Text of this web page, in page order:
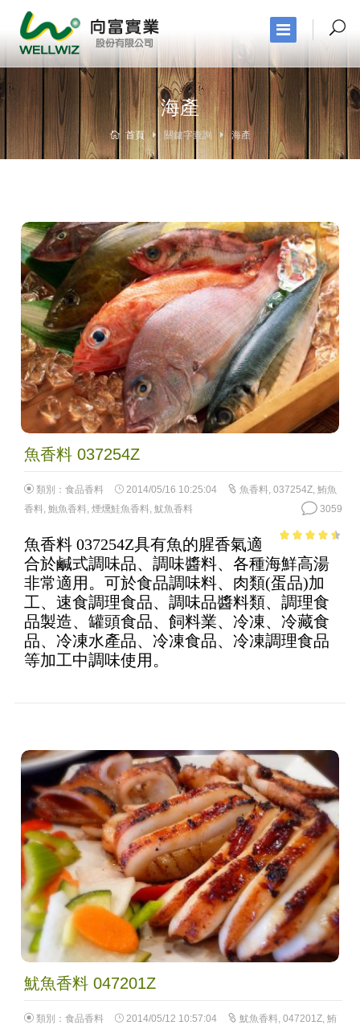
海產
首頁 關鍵字查詢 海產
魚香料 037254Z
類別： 食品香料 2014/05/16 10:25:04 魚香料, 037254Z, 鮪魚
香料, 鮑魚香料, 煙燻鮭魚香料, 魷魚香料 3059
of 5
魚香料 037254Z具有魚的腥香氣適
合於鹹式調味品、調味醬料、各種海鮮高湯
非常適用。可於食品調味料、肉類(蛋品)加
工、速食調理食品、調味品醬料類、調理食
品製造、罐頭食品、飼料業、冷凍、冷藏食
品、冷凍水產品、冷凍食品、冷凍調理食品
等加工中調味使用。
魷魚香料 047201Z
類別： 食品香料 2014/05/12 10:57:04 魷魚香料, 047201Z, 鮪